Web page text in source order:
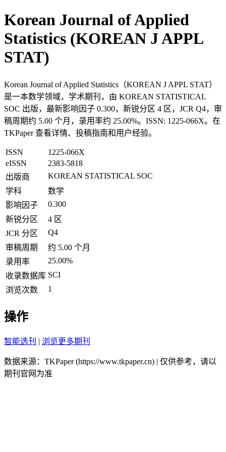
Korean Journal of Applied
Statistics (KOREAN J APPL
STAT)
Korean Journal of Applied Statistics（KOREAN J APPL STAT）
是一本数学领域，学术期刊，由 KOREAN STATISTICAL
SOC 出版，最新影响因子 0.300，新锐分区 4 区，JCR Q4，审
稿周期约 5.00 个月，录用率约 25.00%。ISSN: 1225-066X。在
TKPaper 查看详情、投稿指南和用户经验。
ISSN
1225-066X
eISSN
2383-5818
出版商
KOREAN STATISTICAL SOC
学科
数学
影响因子
0.300
新锐分区
4 区
JCR 分区
Q4
审稿周期
约 5.00 个月
录用率
25.00%
收录数据库 SCI
浏览次数
1
操作
智能选刊 | 浏览更多期刊
数据来源：TKPaper (https://www.tkpaper.cn) | 仅供参考，请以
期刊官网为准